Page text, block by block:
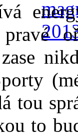
tou
to